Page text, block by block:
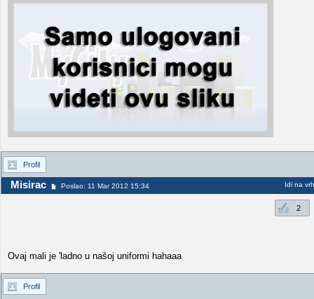
Profil
Misirac Poslao: 11 Mar 2012 15:34 Idi na vrh
2
Ovaj mali je 'ladno u našoj uniformi hahaaa
Profil